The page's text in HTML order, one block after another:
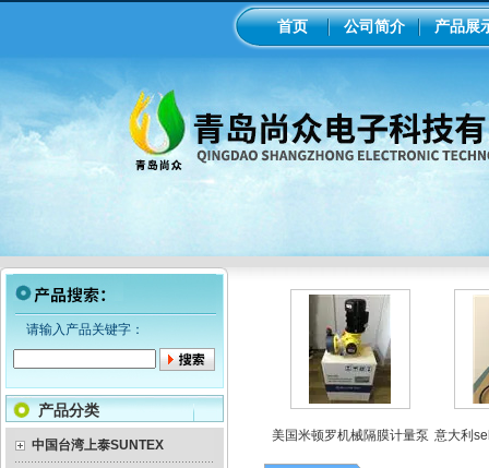
首页 公司简介 产品展
请输入产品关键字：
产品分类
中国台湾上泰SUNTEX
磁隔膜泵加药
工业在线ph/orp计变送器 美国米顿罗机械隔膜计量泵 意大利